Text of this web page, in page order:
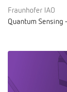
Fraunhofer IAO
Quantum Sensing